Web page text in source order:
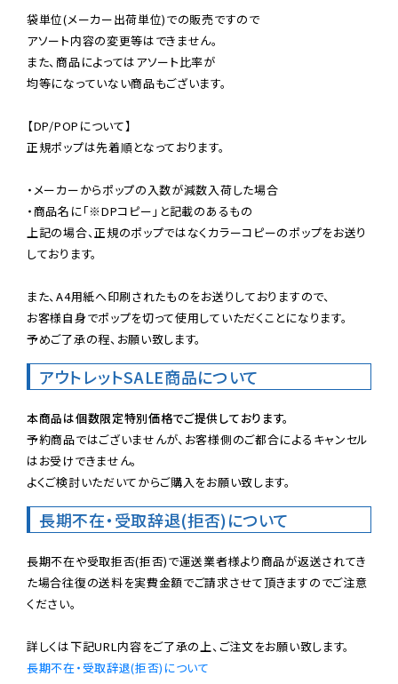
袋単位(メーカー出荷単位)での販売ですので
アソート内容の変更等はできません。
また、商品によってはアソート比率が
均等になっていない商品もございます。
【DP/POPについて】
正規ポップは先着順となっております。
・メーカーからポップの入数が減数入荷した場合
・商品名に「※DPコピー」と記載のあるもの
上記の場合、正規のポップではなくカラーコピーのポップをお送り
しております。
また、A4用紙へ印刷されたものをお送りしておりますので、
お客様自身でポップを切って使用していただくことになります。
予めご了承の程、お願い致します。
アウトレットSALE商品について
本商品は個数限定特別価格でご提供しております。
予約商品ではございませんが、お客様側のご都合によるキャンセル
はお受けできません。
よくご検討いただいてからご購入をお願い致します。
長期不在・受取辞退(拒否)について
長期不在や受取拒否(拒否)で運送業者様より商品が返送されてき
た場合往復の送料を実費金額でご請求させて頂きますのでご注意
ください。
長期不在・受取辞退(拒否)について